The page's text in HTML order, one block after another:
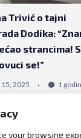
your browsing
Trivić o tajni
Dodika:
strancima!
se!”
2025 1